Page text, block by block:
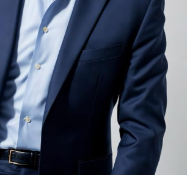
un rol important în absorbția acestor
zonele de trecere frecventă dintre
dintre pat și fereastră. Un material cu
bune reduce transmiterea
vecine și către etajele
esențial mai ales în clădirile mai
care nu au fost proiectate inițial
performantă.
a oaspeților cere